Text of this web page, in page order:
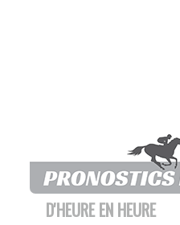
D'HEURE EN HEURE